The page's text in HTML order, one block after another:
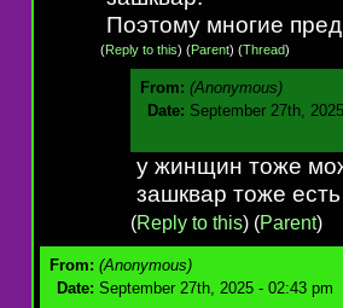
Поэтому многие
(Reply to this) (Parent) (Thread)
From: (Anonymous)
Date: September 27th,
у жинщин тоже
зашквар тоже есть
(Reply to this) (Parent)
From: (Anonymous)
Date: September 27th, 2025 - 02:43 pm